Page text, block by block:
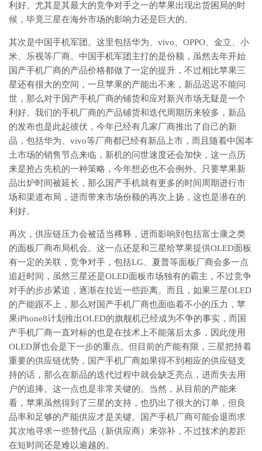
利好。尤其是其最大的竞争对手之一的苹果出现出货困局的时
候，毕竟三星在海外市场的影响力还是巨大的。
其次是中国手机军团。这里包括华为、vivo、OPPO、金立、小
米、乐视等厂商。中国手机军团主打的是份额，虽然去年开始
国产手机厂商的产品价格都做了一定的提升，不过相比苹果三
星还有很大的空间，一旦苹果的产能出不来，新品迟迟不能问
世，那么对于国产手机厂商的铺货和应对新兴市场无疑是一个
利好。我们的手机厂商的产品铺货和迭代周期历来较多，新品
的发布也是此起彼伏，今年已经有几家厂商推出了自己的新
品，包括华为、vivo等厂商都已经有新品上市，而且随着中国本
土市场的销售节点来临，新机的问世速度还会加快，这一点历
来是抢占先机的一种策略，今年想必也不会例外。只要苹果新
品出炉时间被延长，那么国产手机就有更多的时间周期进行市
场和渠道布局，进而带来市场份额的再次上扬，这也是潜在的
利好。
再次，供应链压力会被适当稀释，进而影响到包括富士康之类
的面板厂商布局机会。这一点还是和三星给苹果提供OLED面板
有一定的关联，竞争对手，包括LG、夏普等面板厂商会多一点
追赶时间，虽然三星还是OLED面板市场独有的霸主，不过竞争
对手的步步紧追，逐渐在拉近一些距离。而且，如果三星OLED
的产能跟不上，那么对国产手机厂商也面临着不小的压力，苹
果iPhone8计划推出OLED的旗舰机已经成为不争的事实，而国
产手机厂商一直对标的也是在技术上不能落后太多，因此使用
OLED屏也会是下一步的重点。但目前的产能有限，三星把持着
重要的供应链优势，国产手机厂商如果得不到相应的供应链支
持的话，那么在新品的迭代过程中就会缺乏亮点，进而失去用
户的追捧。这一点也是非常关键的。当然，从目前的产能来
看，苹果虽然得到了三星的支持，也扔出了很大的订单，但良
品率和足够的产能供应才是关键。国产手机厂商可能会退而求
其次地寻求一些替代品（新供应商）来弥补，不过技术的差距
在短时间还是难以逾越的。